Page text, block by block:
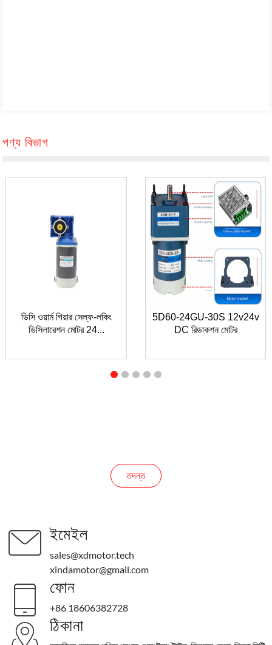
পণ্য বিভাগ
ডিসি ওয়ার্ম গিয়ার সেল্ফ-লকিং
ডিসিলারেশন মোটর 24...
5D60-24GU-30S 12v24v
DC রিডাকশন মোটর
তদন্ত
ইমেইল
sales@xdmotor.tech
xindamotor@gmail.com
ফোন
+86 18606382728
ঠিকানা